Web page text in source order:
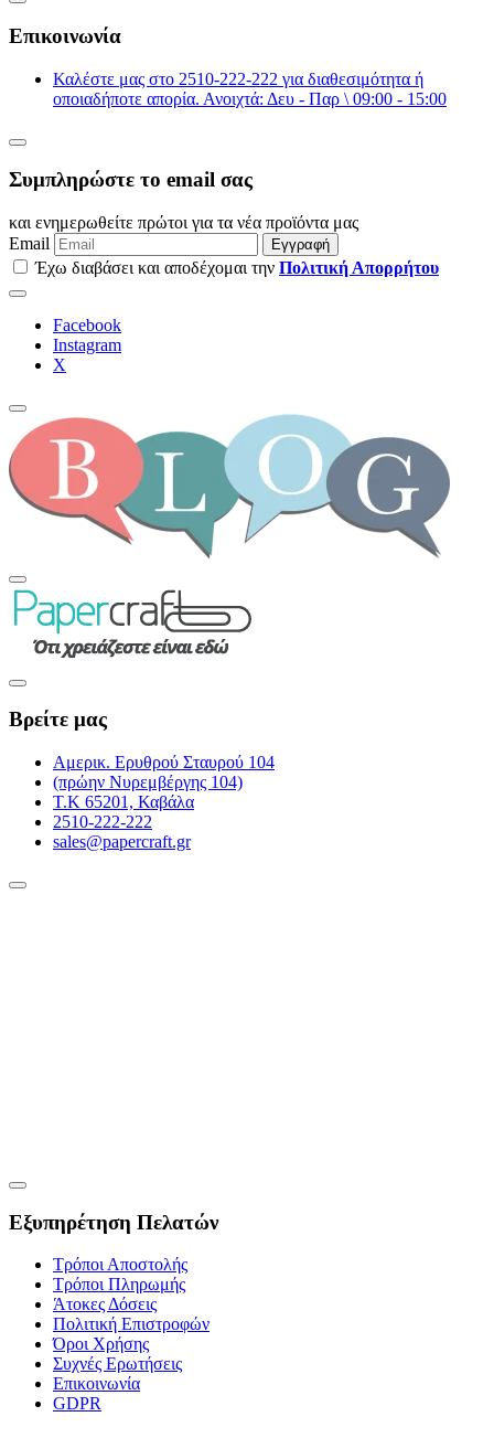
Επικοινωνία
Καλέστε μας στο 2510-222-222 για διαθεσιμότητα ή
οποιαδήποτε απορία. Ανοιχτά: Δευ - Παρ \ 09:00 - 15:00
Συμπληρώστε το email σας
και ενημερωθείτε πρώτοι για τα νέα προϊόντα μας
Email
Εγγραφή
Έχω διαβάσει και αποδέχομαι την Πολιτική Απορρήτου
Facebook
Instagram
Χ
Βρείτε μας
Αμερικ. Ερυθρού Σταυρού 104
(πρώην Νυρεμβέργης 104)
Τ.Κ 65201, Καβάλα
2510-222-222
sales@papercraft.gr
Εξυπηρέτηση Πελατών
Τρόποι Αποστολής
Τρόποι Πληρωμής
Άτοκες Δόσεις
Πολιτική Επιστροφών
Όροι Χρήσης
Συχνές Ερωτήσεις
Επικοινωνία
GDPR